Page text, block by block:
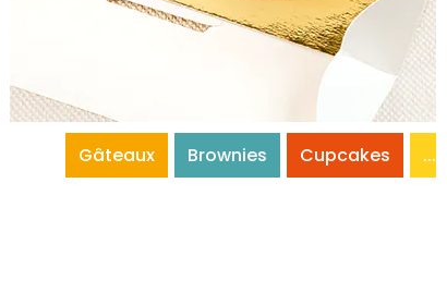
Gâteaux Brownies Cupcakes ...